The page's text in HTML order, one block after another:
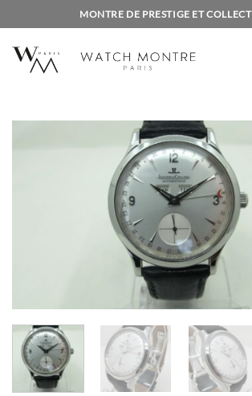
au
contenu
MONTRE DE PRESTIGE ET